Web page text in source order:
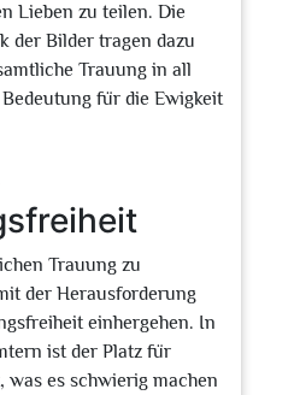
Lieben zu teilen. Die
der Bilder tragen dazu
Trauung in all
für die Ewigkeit
Trauung zu
der Herausforderung
einhergehen. In
ist der Platz für
was es schwierig machen